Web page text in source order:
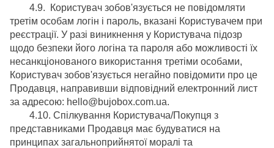
4.9. Користувач зобов'язується не повідомляти
третім особам логін і пароль, вказані Користувачем при
реєстрації. У разі виникнення у Користувача підозр
щодо безпеки його логіна та пароля або можливості їх
несанкціонованого використання третіми особами,
Користувач зобов'язується негайно повідомити про це
Продавця, направивши відповідний електронний лист
за адресою: hello@bujobox.com.ua.
4.10. Спілкування Користувача/Покупця з
представниками Продавця має будуватися на
принципах загальноприйнятої моралі та